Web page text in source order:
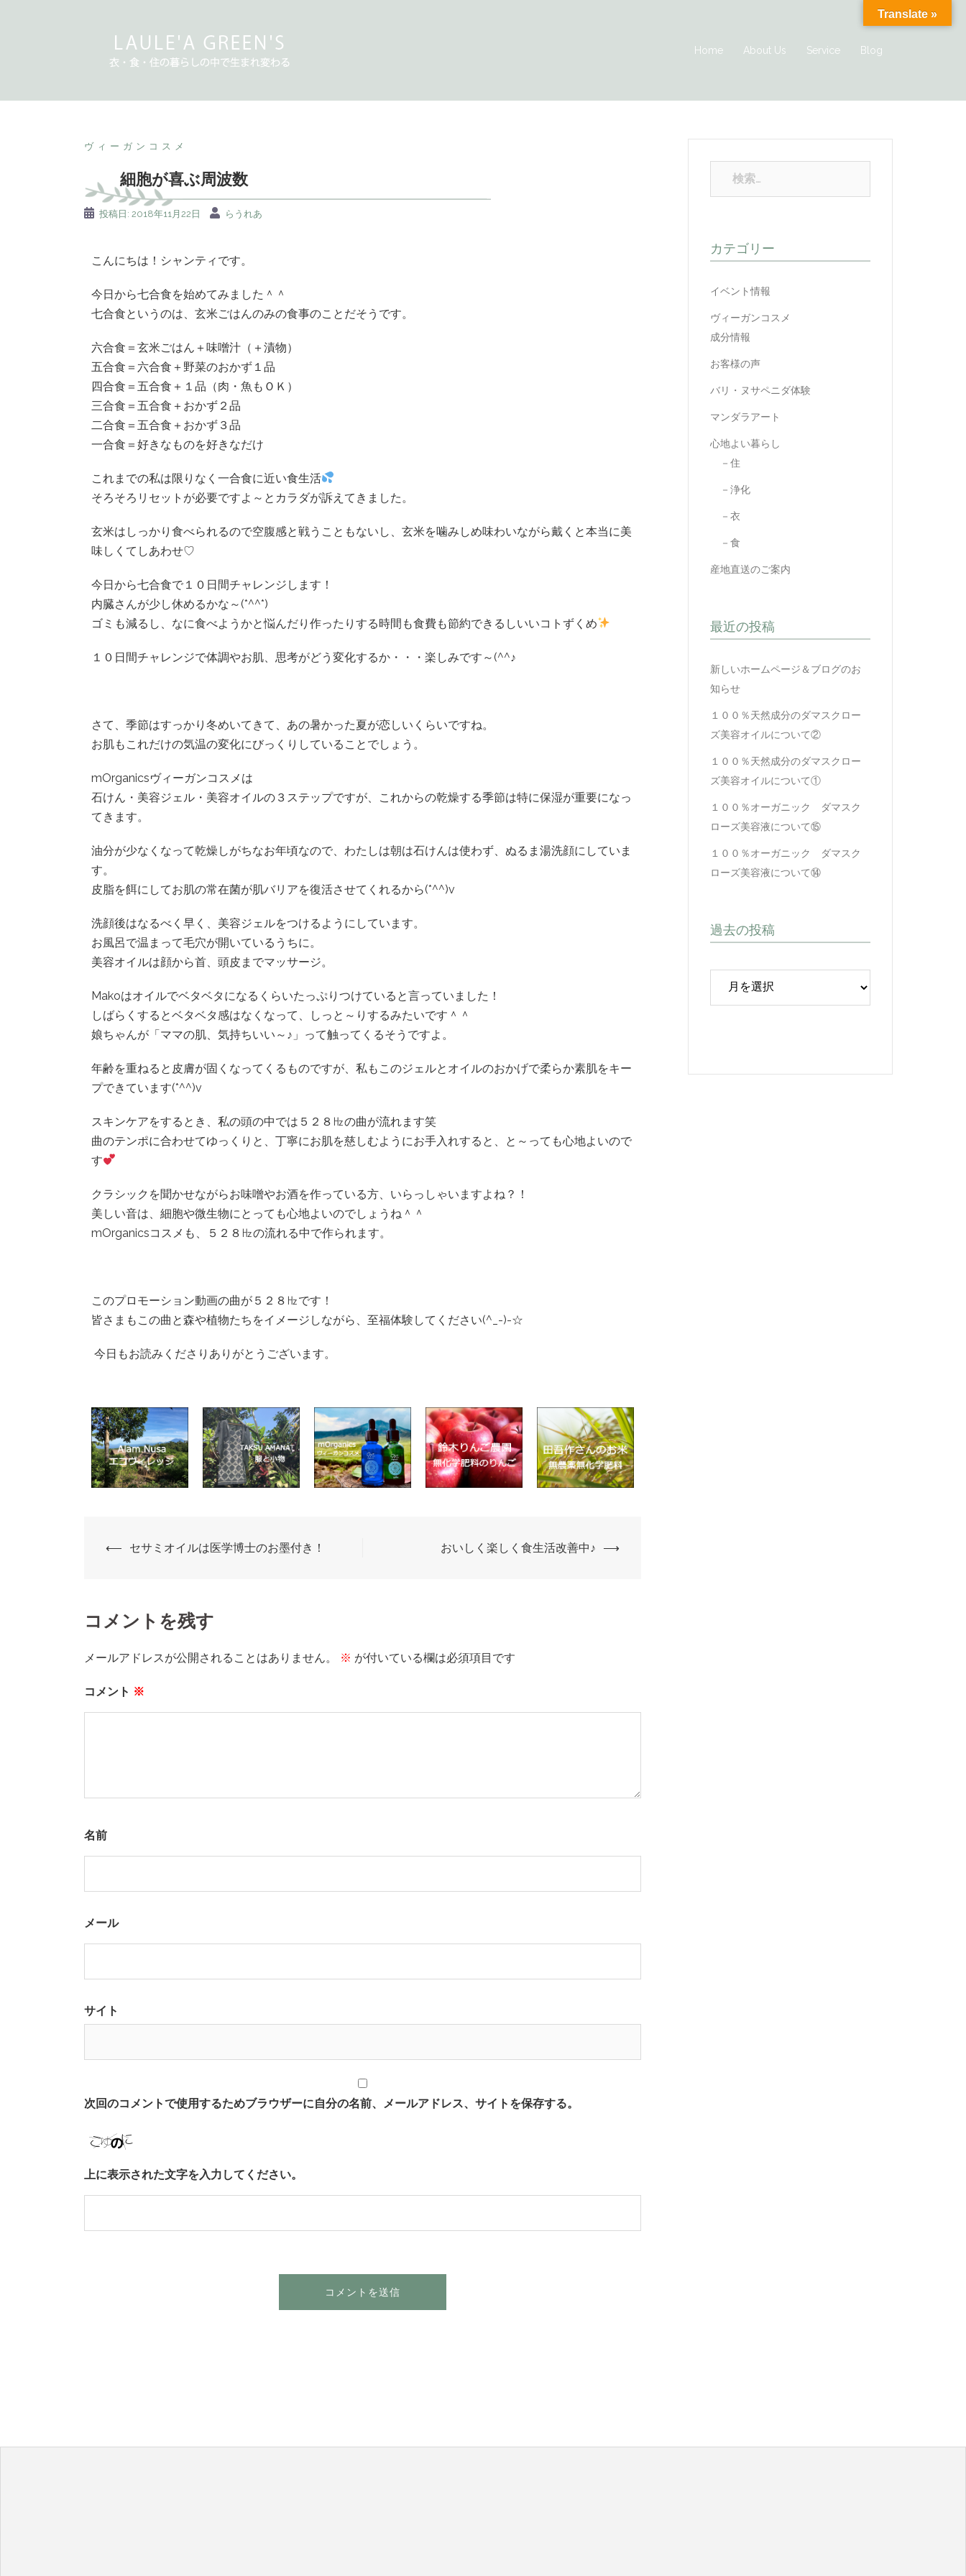
Home About Us Service Blog
ヴィーガンコスメ
細胞が喜ぶ周波数
投稿日: 2018年11月22日 らうれあ
こんにちは！シャンティです。
今日から七合食を始めてみました＾＾
七合食というのは、玄米ごはんのみの食事のことだそうです。
六合食＝玄米ごはん＋味噌汁（＋漬物）
五合食＝六合食＋野菜のおかず１品
四合食＝五合食＋１品（肉・魚もＯＫ）
三合食＝五合食＋おかず２品
二合食＝五合食＋おかず３品
一合食＝好きなものを好きなだけ
これまでの私は限りなく一合食に近い食生活
そろそろリセットが必要ですよ～とカラダが訴えてきました。
玄米はしっかり食べられるので空腹感と戦うこともないし、玄米を噛みしめ味わいながら戴くと本当に美
味しくてしあわせ♡
今日から七合食で１０日間チャレンジします！
内臓さんが少し休めるかな～(*^^*)
ゴミも減るし、なに食べようかと悩んだり作ったりする時間も食費も節約できるしいいコトずくめ
１０日間チャレンジで体調やお肌、思考がどう変化するか・・・楽しみです～(^^♪
さて、季節はすっかり冬めいてきて、あの暑かった夏が恋しいくらいですね。
お肌もこれだけの気温の変化にびっくりしていることでしょう。
mOrganicsヴィーガンコスメは
石けん・美容ジェル・美容オイルの３ステップですが、これからの乾燥する季節は特に保湿が重要になっ
てきます。
油分が少なくなって乾燥しがちなお年頃なので、わたしは朝は石けんは使わず、ぬるま湯洗顔にしていま
す。
皮脂を餌にしてお肌の常在菌が肌バリアを復活させてくれるから(*^^)v
洗顔後はなるべく早く、美容ジェルをつけるようにしています。
お風呂で温まって毛穴が開いているうちに。
美容オイルは顔から首、頭皮までマッサージ。
Makoはオイルでベタベタになるくらいたっぷりつけていると言っていました！
しばらくするとベタベタ感はなくなって、しっと～りするみたいです＾＾
娘ちゃんが「ママの肌、気持ちいい～♪」って触ってくるそうですよ。
年齢を重ねると皮膚が固くなってくるものですが、私もこのジェルとオイルのおかげで柔らか素肌をキー
プできています(*^^)v
スキンケアをするとき、私の頭の中では５２８㎐の曲が流れます笑
曲のテンポに合わせてゆっくりと、丁寧にお肌を慈しむようにお手入れすると、と～っても心地よいので
す
クラシックを聞かせながらお味噌やお酒を作っている方、いらっしゃいますよね？！
美しい音は、細胞や微生物にとっても心地よいのでしょうね＾＾
mOrganicsコスメも、５２８㎐の流れる中で作られます。
このプロモーション動画の曲が５２８㎐です！
皆さまもこの曲と森や植物たちをイメージしながら、至福体験してください(^_-)-☆
今日もお読みくださりありがとうございます。
⟵ セサミオイルは医学博士のお墨付き！ おいしく楽しく食生活改善中♪ ⟶
コメントを残す
メールアドレスが公開されることはありません。 ※ が付いている欄は必須項目です
コメント ※
名前
メール
サイト
次回のコメントで使用するためブラウザーに自分の名前、メールアドレス、サイトを保存する。
上に表示された文字を入力してください。
カテゴリー
イベント情報
ヴィーガンコスメ
成分情報
お客様の声
バリ・ヌサペニダ体験
マンダラアート
心地よい暮らし
－住
－浄化
－衣
－食
産地直送のご案内
最近の投稿
新しいホームページ＆ブログのお
知らせ
１００％天然成分のダマスクロー
ズ美容オイルについて②
１００％天然成分のダマスクロー
ズ美容オイルについて①
１００％オーガニック ダマスク
ローズ美容液について⑮
１００％オーガニック ダマスク
ローズ美容液について⑭
過去の投稿
Translate »